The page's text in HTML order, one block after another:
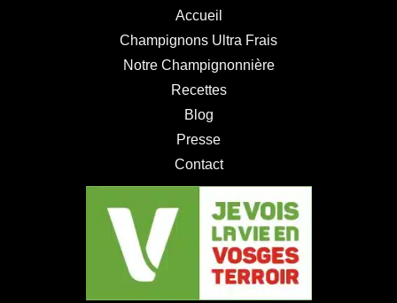
Accueil
Champignons Ultra Frais
Notre Champignonnière
Recettes
Blog
Presse
Contact